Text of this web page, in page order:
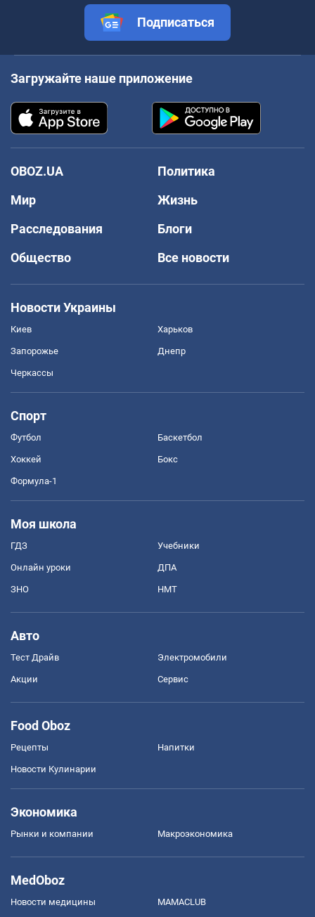
Подписаться
Загружайте наше приложение
OBOZ.UA
Политика
Мир
Жизнь
Расследования
Блоги
Общество
Все новости
Новости Украины
Киев Харьков
Запорожье Днепр
Черкассы
Спорт
Футбол Баскетбол
Хоккей Бокс
Формула-1
Моя школа
ГДЗ Учебники
Онлайн уроки ДПА
ЗНО НМТ
Авто
Тест Драйв Электромобили
Акции Сервис
Food Oboz
Рецепты Напитки
Новости Кулинарии
Экономика
Рынки и компании Mакроэкономика
MedOboz
Новости медицины MAMACLUB